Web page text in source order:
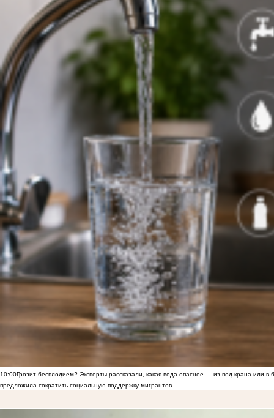
10:00Грозит бесплодием? Эксперты рассказали, какая вода опаснее — из-под крана или в
предложила сократить социальную поддержку мигрантов